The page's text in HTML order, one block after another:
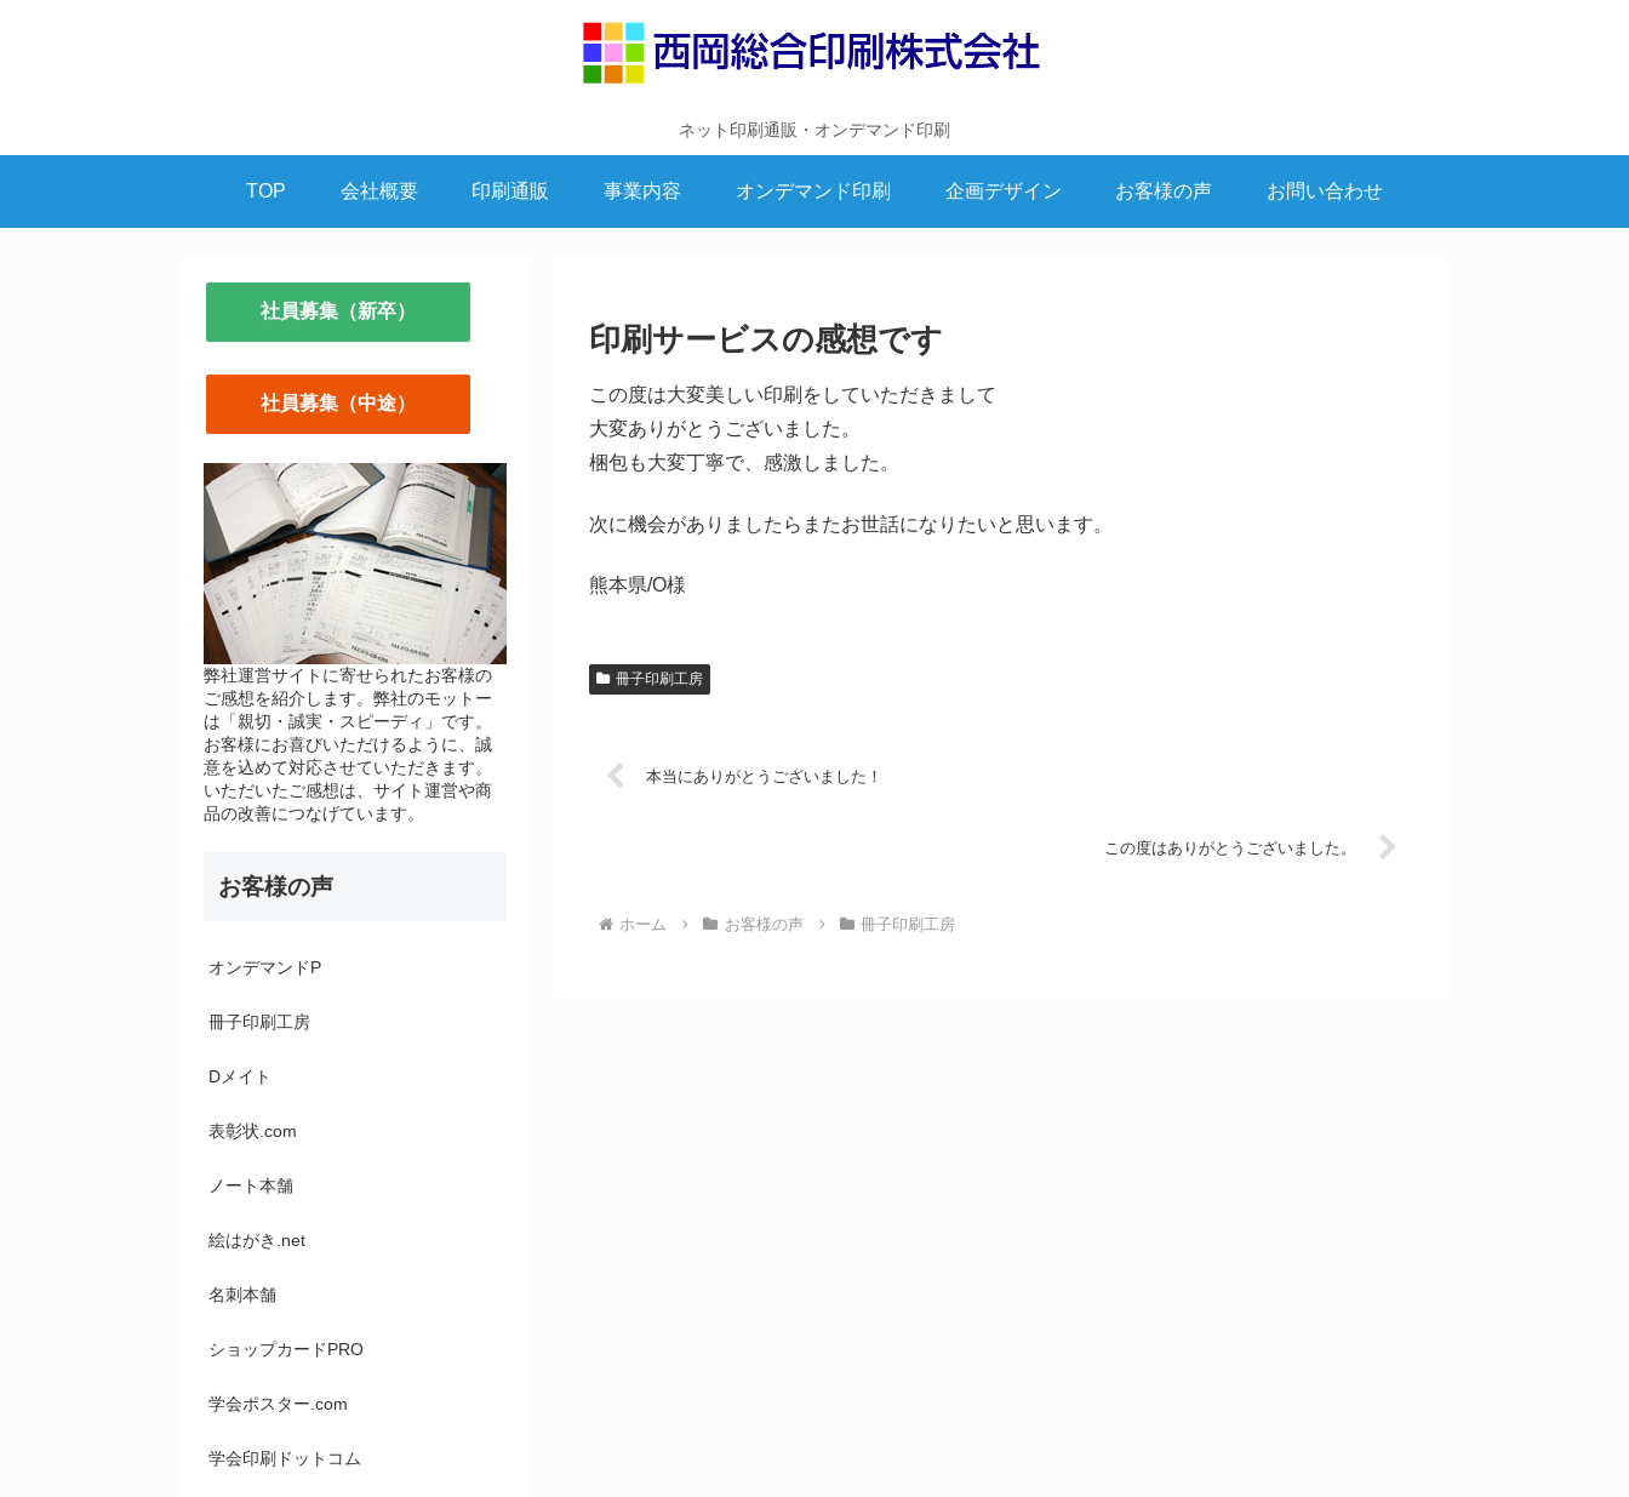
ネット印刷通販・オンデマンド印刷
TOP 会社概要 印刷通販 事業内容 オンデマンド印刷 企画デザイン お客様の声 お問い合わせ
印刷サービスの感想です
この度は大変美しい印刷をしていただきまして
大変ありがとうございました。
梱包も大変丁寧で、感激しました。
次に機会がありましたらまたお世話になりたいと思います。
熊本県/O様
冊子印刷工房
本当にありがとうございました！
この度はありがとうございました。
ホーム お客様の声 冊子印刷工房
社員募集（新卒）
社員募集（中途）
弊社運営サイトに寄せられたお客様の
ご感想を紹介します。弊社のモットー
は「親切・誠実・スピーディ」です。
お客様にお喜びいただけるように、誠
意を込めて対応させていただきます。
いただいたご感想は、サイト運営や商
品の改善につなげています。
お客様の声
オンデマンドP
冊子印刷工房
Dメイト
表彰状.com
ノート本舗
絵はがき.net
名刺本舗
ショップカードPRO
学会ポスター.com
学会印刷ドットコム